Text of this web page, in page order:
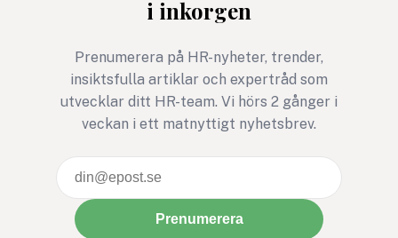
rörelse, gemenskap och
gemensamt syfte.
i inkorgen
Prenumerera på HR-nyheter, trender,
insiktsfulla artiklar och expertråd som
utvecklar ditt HR-team. Vi hörs 2 gånger i
veckan i ett matnyttigt nyhetsbrev.
Prenumerera